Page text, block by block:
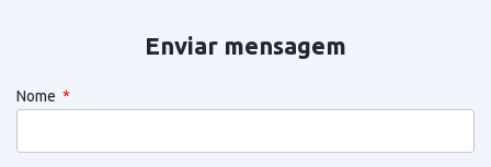
Enviar mensagem
Nome